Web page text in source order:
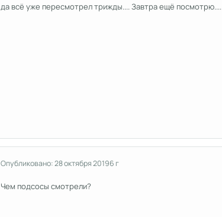
да всё уже пересмотрел трижды.... Завтра ещё посмотрю....
Опубликовано:28 октября 20196 г
Чем подсосы смотрели?